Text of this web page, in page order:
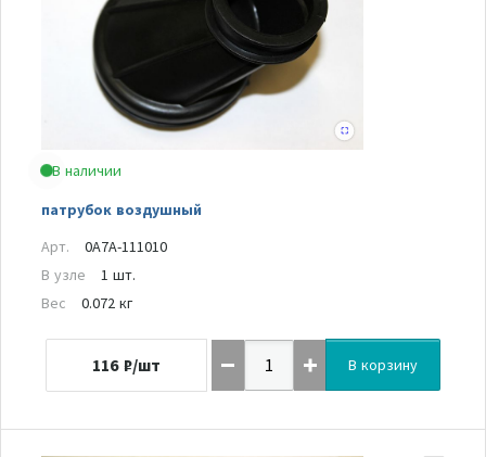
В наличии
патрубок воздушный
Арт.
0A7A-111010
В узле
1 шт.
Вес
0.072 кг
116 ₽/шт В корзину